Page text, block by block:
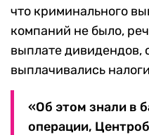
что криминального
компаний не было,
выплате дивидендов,
выплачивались
«Об этом знали в
операции,